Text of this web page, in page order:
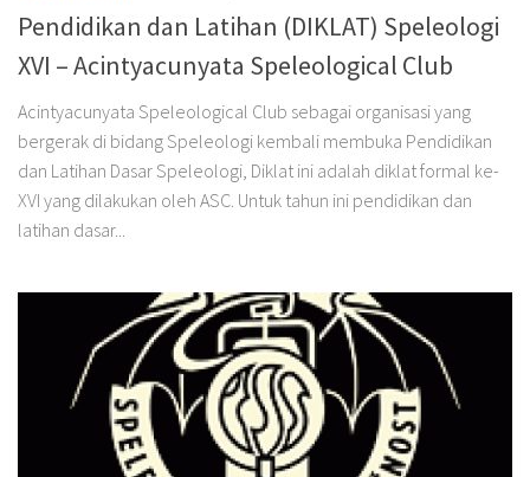
Pendidikan dan Latihan (DIKLAT) Speleologi
XVI – Acintyacunyata Speleological Club
Acintyacunyata Speleological Club sebagai organisasi yang
bergerak di bidang Speleologi kembali membuka Pendidikan
dan Latihan Dasar Speleologi, Diklat ini adalah diklat formal ke-
XVI yang dilakukan oleh ASC. Untuk tahun ini pendidikan dan
latihan dasar...